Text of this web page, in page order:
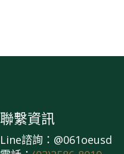
聯繫資訊
Line諮詢：@061oeusd